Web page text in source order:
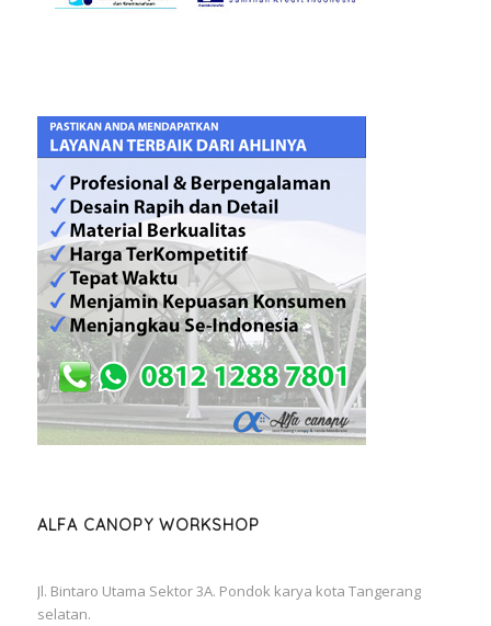
ALFA CANOPY WORKSHOP
Jl. Bintaro Utama Sektor 3A. Pondok karya kota Tangerang
selatan.